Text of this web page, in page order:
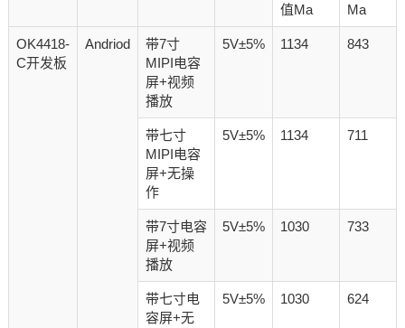
值Ma
Ma
OK4418-
C开发板
Andriod
带7寸
MIPI电容
屏+视频
播放
5V±5% 1134 843
带七寸
MIPI电容
屏+无操
作
5V±5% 1134 711
带7寸电容
屏+视频
播放
5V±5% 1030 733
带七寸电
容屏+无
5V±5% 1030 624